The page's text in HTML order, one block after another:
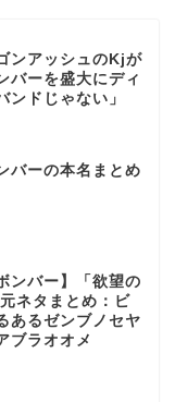
ンアッシュのKjが
バーを盛大にディ
ンドじゃない」
バーの本名まとめ
ンバー】「欲望の
ネタまとめ：ビ
あるゼンブノセヤ
ブラオオメ